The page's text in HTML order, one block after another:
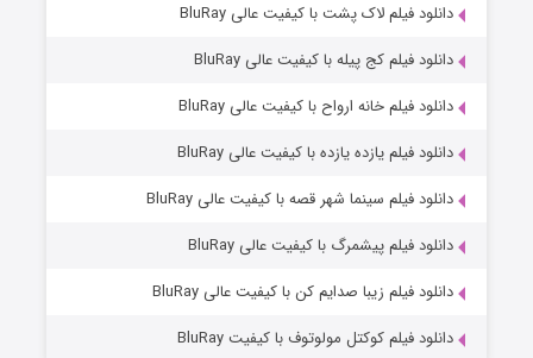
دانلود فیلم لاک پشت با کیفیت عالی BluRay
دانلود فیلم کج‌ پیله با کیفیت عالی BluRay
دانلود فیلم خانه ارواح با کیفیت عالی BluRay
دانلود فیلم یازده یازده با کیفیت عالی BluRay
دانلود فیلم سینما شهر قصه با کیفیت عالی BluRay
دانلود فیلم پیشمرگ با کیفیت عالی BluRay
دانلود فیلم زیبا صدایم کن با کیفیت عالی BluRay
دانلود فیلم کوکتل مولوتوف با کیفیت BluRay